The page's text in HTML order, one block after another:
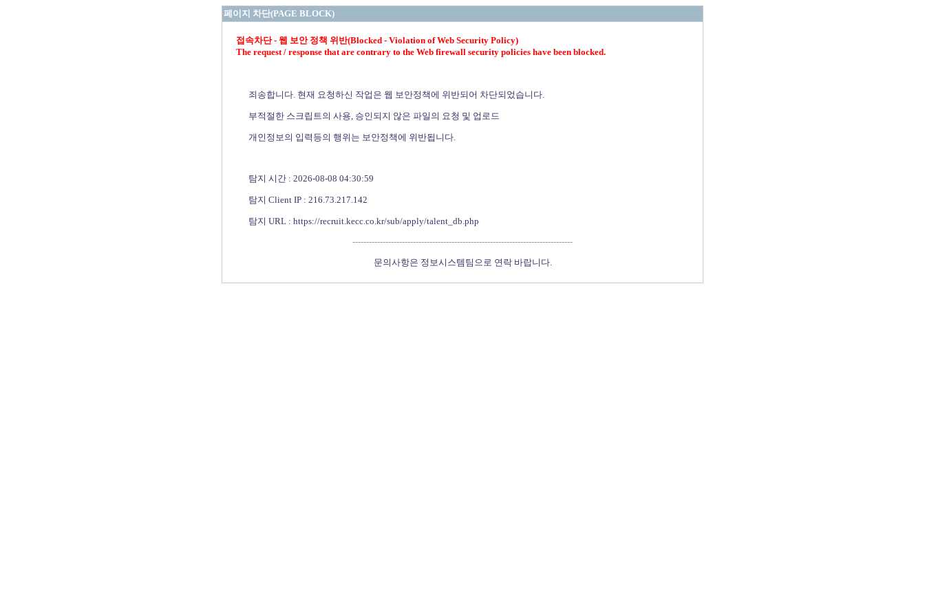
페이지 차단(PAGE BLOCK)
접속차단 - 웹 보안 정책 위반(Blocked - Violation of Web Security Policy)
The request / response that are contrary to the Web firewall security policies have been blocked.
죄송합니다. 현재 요청하신 작업은 웹 보안정책에 위반되어 차단되었습니다.
부적절한 스크립트의 사용, 승인되지 않은 파일의 요청 및 업로드
개인정보의 입력등의 행위는 보안정책에 위반됩니다.
탐지 시간 : 2026-08-08 04:30:59
탐지 Client IP : 216.73.217.142
탐지 URL : https://recruit.kecc.co.kr/sub/apply/talent_db.php
--------------------------------------------------------------------------------
문의사항은 정보시스템팀으로 연락 바랍니다.